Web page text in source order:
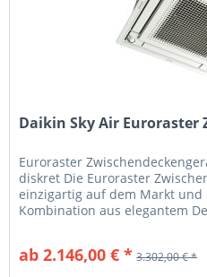
Daikin Sky Air Euroraster
Euroraster
diskret Die Euroraster
einzigartig auf dem Markt und
Kombination aus elegantem
ab 2.146,00 € * 3.302,00 € *